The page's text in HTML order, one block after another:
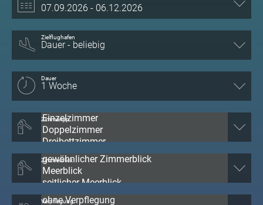
Zielflughafen
Dauer
Zimmertyp
Zimmerblick
Verpflegung